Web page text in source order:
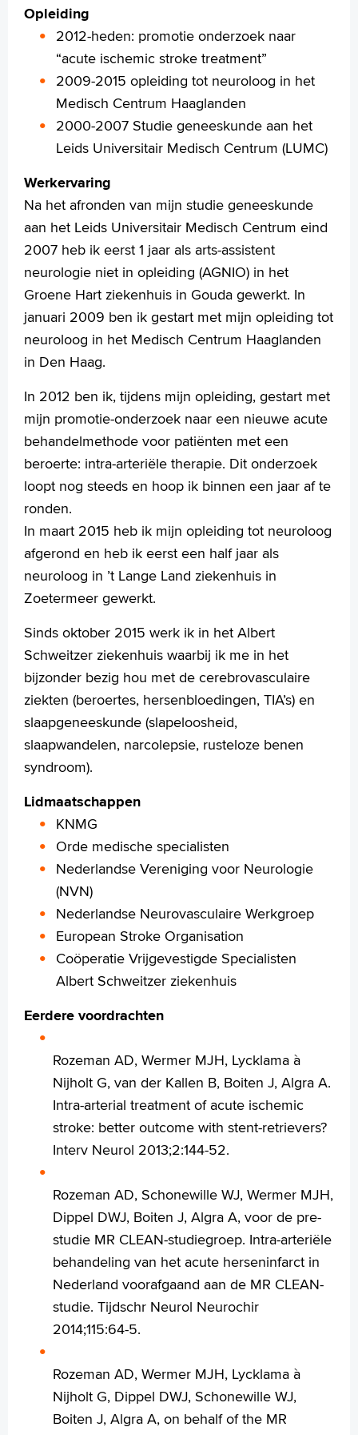
Pauline
Arco
Marcella
Esther
Dian
Anette
Irene
Onderzoek en behandeling
Download onze app
Uw dossier inzien?
Contact
Folders
Handige links
Homepage
Praktische informatie
Specialismen
Werken en leren
Contact
MijnASz
Verwijzers
Wetenschappelijk onderzoek
Tekstgrootte A +
Voorleesfunctie
English
Français
Polski
Türkçe
Arabisch
Opleiding
2012-heden: promotie onderzoek naar
“acute ischemic stroke treatment”
2009-2015 opleiding tot neuroloog in het
Medisch Centrum Haaglanden
2000-2007 Studie geneeskunde aan het
Leids Universitair Medisch Centrum (LUMC)
Werkervaring
Na het afronden van mijn studie geneeskunde
aan het Leids Universitair Medisch Centrum eind
2007 heb ik eerst 1 jaar als arts-assistent
neurologie niet in opleiding (AGNIO) in het
Groene Hart ziekenhuis in Gouda gewerkt. In
januari 2009 ben ik gestart met mijn opleiding tot
neuroloog in het Medisch Centrum Haaglanden
in Den Haag.
In 2012 ben ik, tijdens mijn opleiding, gestart met
mijn promotie-onderzoek naar een nieuwe acute
behandelmethode voor patiënten met een
beroerte: intra-arteriële therapie. Dit onderzoek
loopt nog steeds en hoop ik binnen een jaar af te
ronden.
In maart 2015 heb ik mijn opleiding tot neuroloog
afgerond en heb ik eerst een half jaar als
neuroloog in ’t Lange Land ziekenhuis in
Zoetermeer gewerkt.
Sinds oktober 2015 werk ik in het Albert
Schweitzer ziekenhuis waarbij ik me in het
bijzonder bezig hou met de cerebrovasculaire
ziekten (beroertes, hersenbloedingen, TIA’s) en
slaapgeneeskunde (slapeloosheid,
slaapwandelen, narcolepsie, rusteloze benen
syndroom).
Lidmaatschappen
KNMG
Orde medische specialisten
Nederlandse Vereniging voor Neurologie
(NVN)
Nederlandse Neurovasculaire Werkgroep
European Stroke Organisation
Coöperatie Vrijgevestigde Specialisten
Albert Schweitzer ziekenhuis
Eerdere voordrachten
Rozeman AD, Wermer MJH, Lycklama à
Nijholt G, van der Kallen B, Boiten J, Algra A.
Intra-arterial treatment of acute ischemic
stroke: better outcome with stent-retrievers?
Interv Neurol 2013;2:144-52.
Rozeman AD, Schonewille WJ, Wermer MJH,
Dippel DWJ, Boiten J, Algra A, voor de pre-
studie MR CLEAN-studiegroep. Intra-arteriële
behandeling van het acute herseninfarct in
Nederland voorafgaand aan de MR CLEAN-
studie. Tijdschr Neurol Neurochir
2014;115:64-5.
Rozeman AD, Wermer MJH, Lycklama à
Nijholt G, Dippel DWJ, Schonewille WJ,
Boiten J, Algra A, on behalf of the MR